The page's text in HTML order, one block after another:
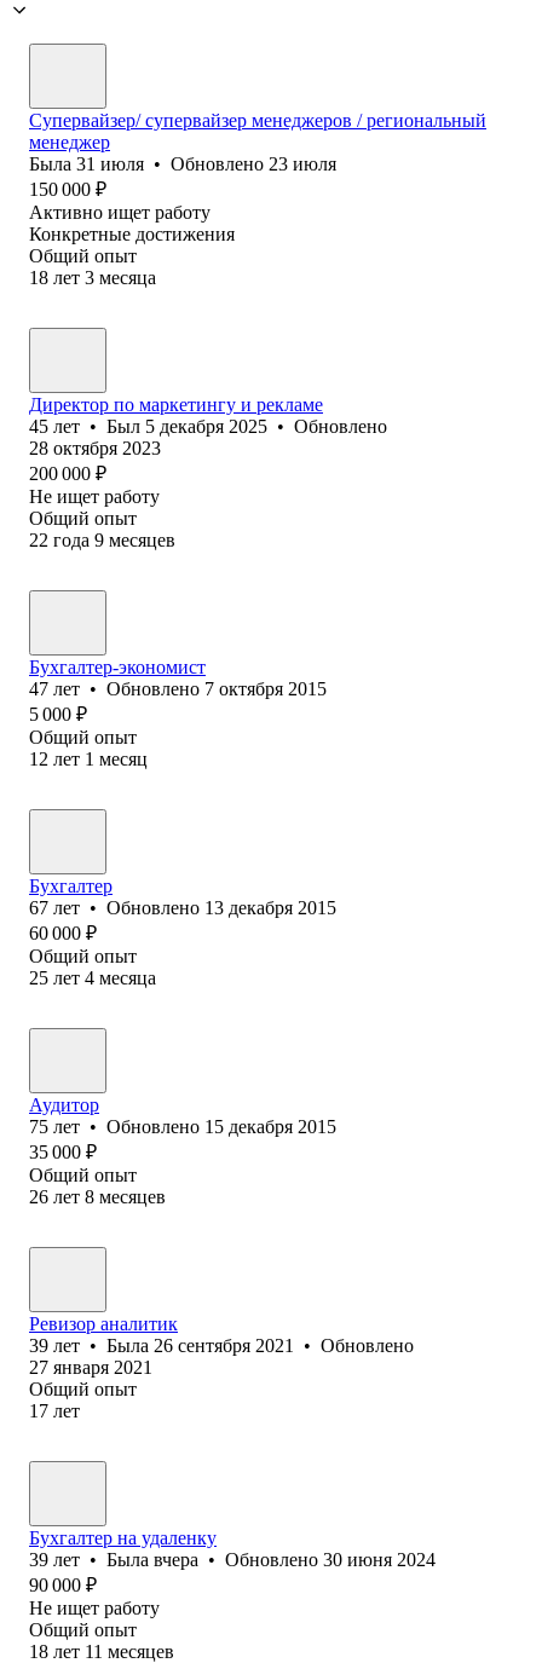
Супервайзер/ супервайзер менеджеров / региональный
менеджер
Была 31 июля • Обновлено 23 июля
150 000 ₽
Активно ищет работу
Конкретные достижения
Общий опыт
18 лет 3 месяца
Директор по маркетингу и рекламе
45 лет • Был 5 декабря 2025 • Обновлено
28 октября 2023
200 000 ₽
Не ищет работу
Общий опыт
22 года 9 месяцев
Бухгалтер-экономист
47 лет • Обновлено 7 октября 2015
5 000 ₽
Общий опыт
12 лет 1 месяц
Бухгалтер
67 лет • Обновлено 13 декабря 2015
60 000 ₽
Общий опыт
25 лет 4 месяца
Аудитор
75 лет • Обновлено 15 декабря 2015
35 000 ₽
Общий опыт
26 лет 8 месяцев
Ревизор аналитик
39 лет • Была 26 сентября 2021 • Обновлено
27 января 2021
Общий опыт
17 лет
Бухгалтер на удаленку
39 лет • Была вчера • Обновлено 30 июня 2024
90 000 ₽
Не ищет работу
Общий опыт
18 лет 11 месяцев